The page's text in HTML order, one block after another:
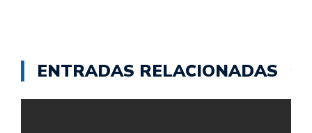
ENTRADAS RELACIONADAS